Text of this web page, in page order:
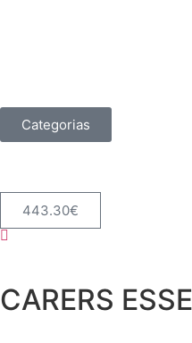
Categorias
443.30€
CARERS